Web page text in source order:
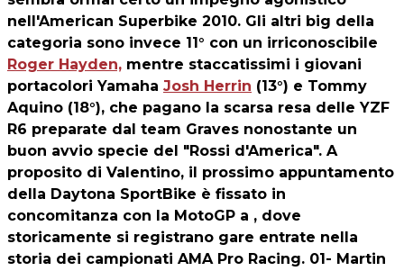
nell'American Superbike 2010. Gli altri big della
categoria sono invece 11° con un irriconoscibile
Roger Hayden, mentre staccatissimi i giovani
portacolori Yamaha Josh Herrin (13°) e Tommy
Aquino (18°), che pagano la scarsa resa delle YZF
R6 preparate dal team Graves nonostante un
buon avvio specie del "Rossi d'America". A
proposito di Valentino, il prossimo appuntamento
della Daytona SportBike è fissato in
concomitanza con la MotoGP a , dove
storicamente si registrano gare entrate nella
storia dei campionati AMA Pro Racing. 01- Martin